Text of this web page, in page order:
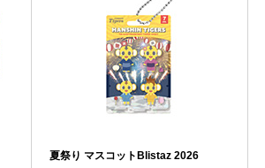
夏祭り マスコットBlistaz 2026